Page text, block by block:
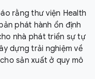
rằng thư viện Health
phát hành ổn định
nhà phát triển sự tự
dựng trải nghiệm về
sản xuất ở quy mô